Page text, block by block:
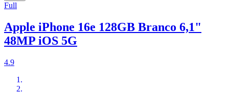
Full
Apple iPhone 16e 128GB Branco 6,1"
48MP iOS 5G
4.9